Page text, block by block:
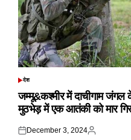
POSTED
देश
जम्मू&कश्मीर में दाचीगाम जंगल
मुठभेड़ में एक आतंकी को मार
Posted
December 3, 2024
Posted